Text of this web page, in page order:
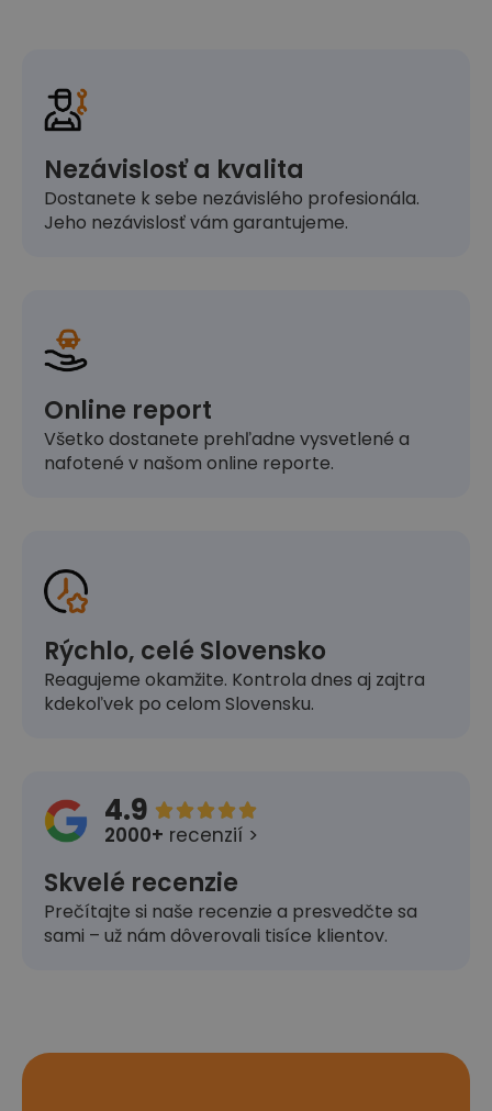
Nezávislosť a kvalita
Dostanete k sebe nezávislého profesionála.
Jeho nezávislosť vám garantujeme.
Online report
Všetko dostanete prehľadne vysvetlené a
nafotené v našom online reporte.
Rýchlo, celé Slovensko
Reagujeme okamžite. Kontrola dnes aj zajtra
kdekoľvek po celom Slovensku.
4.9 
2000+ recenzií >
Skvelé recenzie
Prečítajte si naše recenzie a presvedčte sa
sami – už nám dôverovali tisíce klientov.